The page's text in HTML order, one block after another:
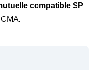
compatible SP